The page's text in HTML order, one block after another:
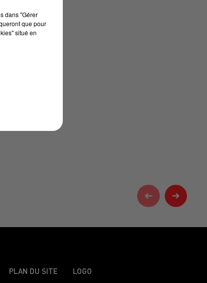
PLAN DU SITE LOGO
dans "Gérer
que pour
situé en